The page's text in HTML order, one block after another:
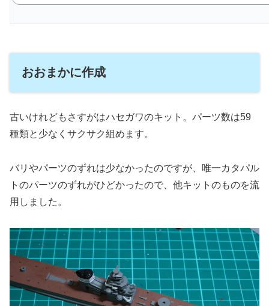
おおまかに作成
古いけれどもさすがはハセガワのキット。パーツ数は59
種類と少なくサクサク組めます。
バリやパーツのずれは少なかったのですが、唯一カタパル
トのパーツのずれがひどかったので、他キットのものを流
用しました。